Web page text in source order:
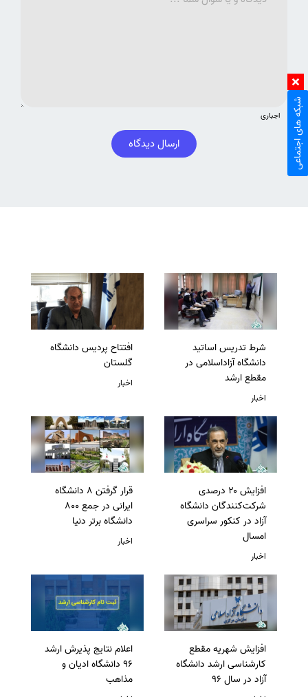
اجباری
ارسال دیدگاه
شرط تدریس اساتید
دانشگاه آزاداسلامی در
مقطع ارشد
اخبار
افتتاح پردیس دانشگاه
گلستان
اخبار
افزایش ۲۰ درصدی
شرکت‌کنندگان دانشگاه
آزاد در کنکور سراسری
امسال
اخبار
قرار گرفتن 8 دانشگاه
ایرانی در جمع 800
دانشگاه برتر دنیا
اخبار
افزایش شهریه مقطع
کارشناسی ارشد دانشگاه
آزاد در سال 96
اعلام نتایج پذیرش ارشد
96 دانشگاه ادیان و
مذاهب
شبکه های اجتماعی